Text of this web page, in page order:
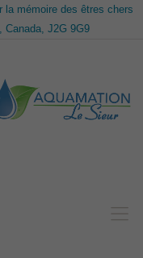
la mémoire des êtres chers
Canada, J2G 9G9